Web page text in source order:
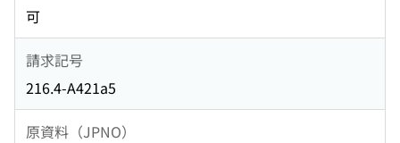
可
請求記号
216.4-A421a5
原資料（JPNO）